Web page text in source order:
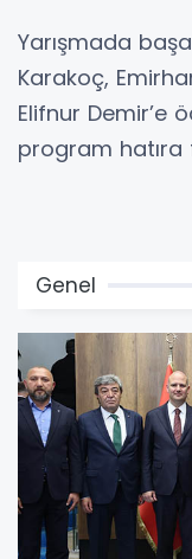
Yarışmada
Karakoç,
Elifnur Demir’e
program hatıra
Genel